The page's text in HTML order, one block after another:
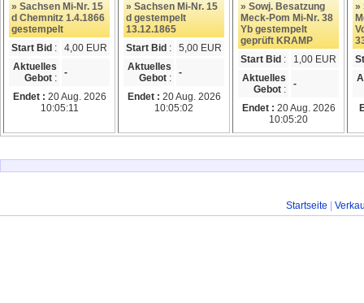
» Sachsen Mi-Nr. 15
d Chemnitz 1.4.1866
gestempelt
Start Bid :
4,00 EUR
Aktuelles
Gebot : -
Endet : 20 Aug. 2026
10:05:11
» Sachsen Mi-Nr. 15
d gestempelt
13.12.1865
Start Bid :
5,00 EUR
Aktuelles
Gebot : -
Endet : 20 Aug. 2026
10:05:02
» Sowj. Besatzung
Meck-Pom Mi-Nr. 38
Yb gestempelt
geprüft KRAMP
Start Bid :
1,00 EUR
Aktuelles
Gebot : -
Endet : 20 Aug. 2026
10:05:20
»
Startseite